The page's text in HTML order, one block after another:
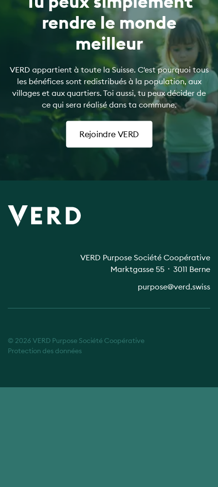
rendre le monde
meilleur
VERD appartient à toute la Suisse. C'est pourquoi tous
les bénéfices sont redistribués à la population, aux
villages et aux quartiers. Toi aussi, tu peux décider de
ce qui sera réalisé dans ta commune.
Rejoindre VERD
VERD Purpose Société Coopérative
Marktgasse 55 ᛫ 3011 Berne
purpose@verd.swiss
© 2026 VERD Purpose Société Coopérative
Protection des données